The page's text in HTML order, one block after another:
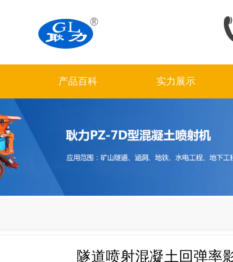
产品百科 实力展示
隧道喷射混凝土回弹率